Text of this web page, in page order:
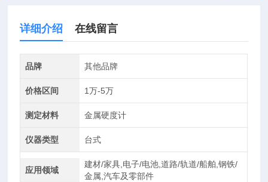
详细介绍 在线留言
品牌 其他品牌
价格区间 1万-5万
测定材料 金属硬度计
仪器类型 台式
应用领域
建材/家具,电子/电池,道路/轨道/船舶,钢铁/
金属,汽车及零部件